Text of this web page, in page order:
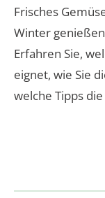
Frisches
Winter
Erfahren Sie,
eignet, wie Sie
welche Tipps